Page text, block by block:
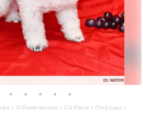
› Объявления › Собаки › Породы ›